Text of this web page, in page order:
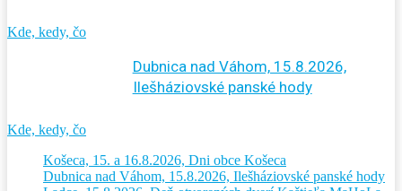
Kde, kedy, čo
Kde, kedy, čo
Dubnica nad Váhom, 15.8.2026,
Ilešháziovské panské hody
Košeca, 15. a 16.8.2026, Dni obce Košeca
Dubnica nad Váhom, 15.8.2026, Ilešháziovské panské hody